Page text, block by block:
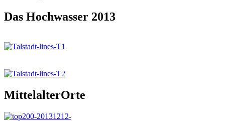
Das Hochwasser 2013
MittelalterOrte